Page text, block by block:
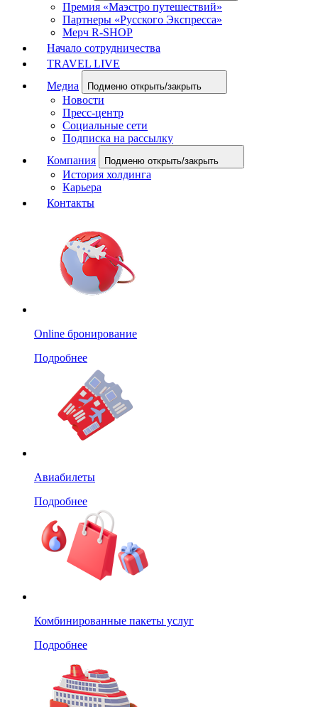
Премия «Маэстро путешествий»
Партнеры «Русского Экспресса»
Мерч R-SHOP
Начало сотрудничества
TRAVEL LIVE
Медиа
Подменю открыть/закрыть
Новости
Пресс-центр
Социальные сети
Подписка на рассылку
Компания
Подменю открыть/закрыть
История холдинга
Карьера
Контакты
Online бронирование
Подробнее
Авиабилеты
Подробнее
Комбинированные пакеты услуг
Подробнее